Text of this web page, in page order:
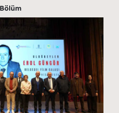
Bölüm